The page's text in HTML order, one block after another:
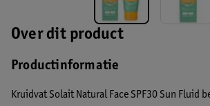
Over dit product
Productinformatie
Kruidvat Solait Natural Face SPF30 Sun